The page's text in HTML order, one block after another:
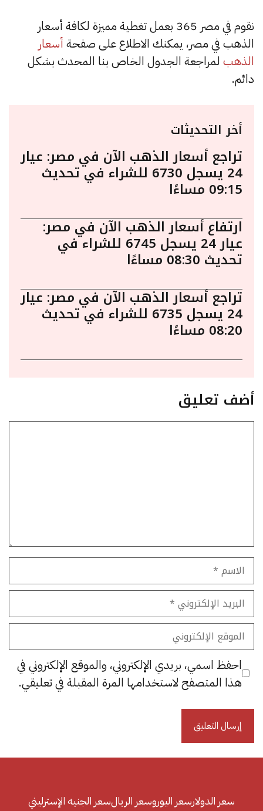
نقوم في مصر 365 بعمل تغطية مميزة لكافة أسعار
الذهب في مصر، يمكنك الاطلاع على صفحة أسعار
الذهب لمراجعة الجدول الخاص بنا المحدث بشكل
دائم.
أخر التحديثات
تراجع أسعار الذهب الآن في مصر: عيار
24 يسجل 6730 للشراء في تحديث
09:15 مساءًا
ارتفاع أسعار الذهب الآن في مصر:
عيار 24 يسجل 6745 للشراء في
تحديث 08:30 مساءًا
تراجع أسعار الذهب الآن في مصر: عيار
24 يسجل 6735 للشراء في تحديث
08:20 مساءًا
أضف تعليق
الاسم
البريد
الإلكتروني
الموقع
الإلكتروني
احفظ اسمي، بريدي الإلكتروني، والموقع الإلكتروني في
هذا المتصفح لاستخدامها المرة المقبلة في تعليقي.
سعر الدولارسعر اليوروسعر الريالسعر الجنيه الإسترليني